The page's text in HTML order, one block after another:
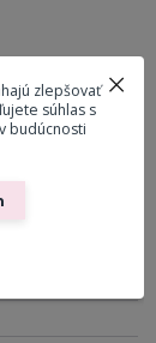
zlepšovať
súhlas s
budúcnosti